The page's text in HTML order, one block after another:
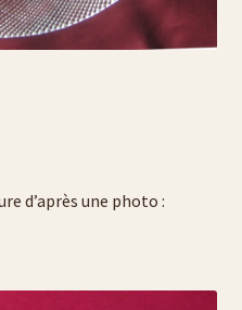
d’après une photo :